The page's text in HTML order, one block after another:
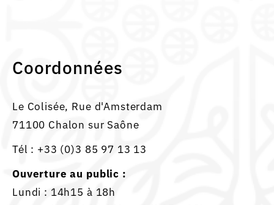
Coordonnées
Le Colisée, Rue d'Amsterdam
71100 Chalon sur Saône
Tél : +33 (0)3 85 97 13 13
Ouverture au public :
Lundi : 14h15 à 18h